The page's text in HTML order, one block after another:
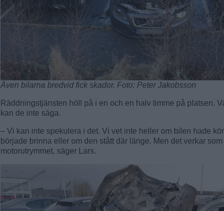
Även bilarna bredvid fick skador. Foto: Peter Jakobsson
Räddningstjänsten höll på i en och en halv timme på platsen.
kan de inte säga.
– Vi kan inte spekulera i det. Vi vet inte heller om bilen hade
började brinna eller om den stått där länge. Men det verkar
motorutrymmet, säger Lars.